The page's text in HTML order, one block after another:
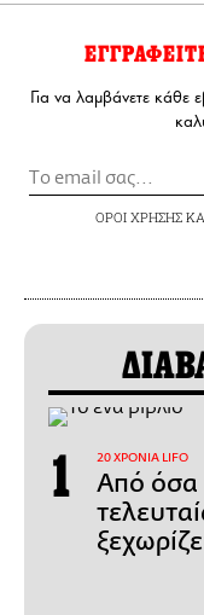
Για να λαμβάνετε κάθε
ΟΡΟΙ ΧΡΗΣΗΣ
20 ΧΡΟΝΙΑ LIFO
Από όσα